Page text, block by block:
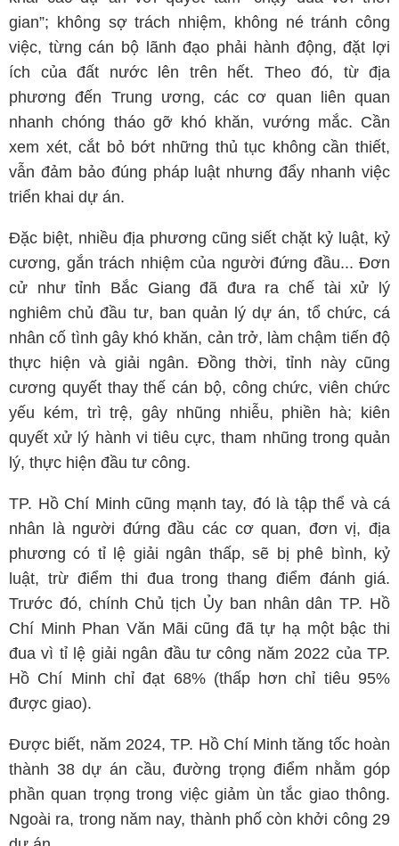
gian”; không sợ trách nhiệm, không né tránh công
việc, từng cán bộ lãnh đạo phải hành động, đặt lợi
ích của đất nước lên trên hết. Theo đó, từ địa
phương đến Trung ương, các cơ quan liên quan
nhanh chóng tháo gỡ khó khăn, vướng mắc. Cần
xem xét, cắt bỏ bớt những thủ tục không cần thiết,
vẫn đảm bảo đúng pháp luật nhưng đẩy nhanh việc
triển khai dự án.
Đặc biệt, nhiều địa phương cũng siết chặt kỷ luật, kỷ
cương, gắn trách nhiệm của người đứng đầu... Đơn
cử như tỉnh Bắc Giang đã đưa ra chế tài xử lý
nghiêm chủ đầu tư, ban quản lý dự án, tổ chức, cá
nhân cố tình gây khó khăn, cản trở, làm chậm tiến độ
thực hiện và giải ngân. Đồng thời, tỉnh này cũng
cương quyết thay thế cán bộ, công chức, viên chức
yếu kém, trì trệ, gây nhũng nhiễu, phiền hà; kiên
quyết xử lý hành vi tiêu cực, tham nhũng trong quản
lý, thực hiện đầu tư công.
TP. Hồ Chí Minh cũng mạnh tay, đó là tập thể và cá
nhân là người đứng đầu các cơ quan, đơn vị, địa
phương có tỉ lệ giải ngân thấp, sẽ bị phê bình, kỷ
luật, trừ điểm thi đua trong thang điểm đánh giá.
Trước đó, chính Chủ tịch Ủy ban nhân dân TP. Hồ
Chí Minh Phan Văn Mãi cũng đã tự hạ một bậc thi
đua vì tỉ lệ giải ngân đầu tư công năm 2022 của TP.
Hồ Chí Minh chỉ đạt 68% (thấp hơn chỉ tiêu 95%
được giao).
Được biết, năm 2024, TP. Hồ Chí Minh tăng tốc hoàn
thành 38 dự án cầu, đường trọng điểm nhằm góp
phần quan trọng trong việc giảm ùn tắc giao thông.
Ngoài ra, trong năm nay, thành phố còn khởi công 29